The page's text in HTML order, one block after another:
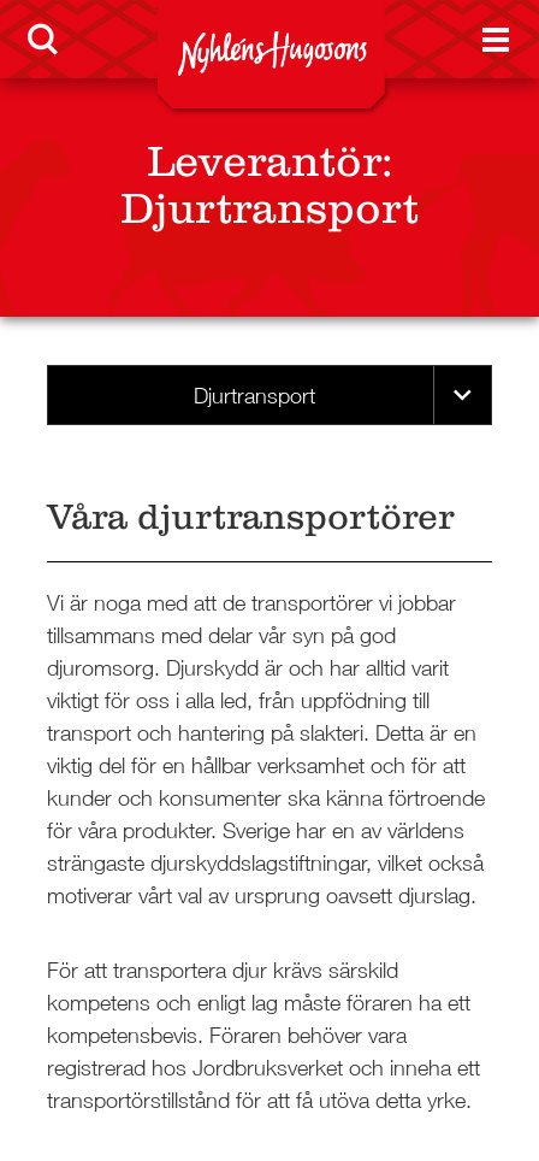
PRESS
KONTAKT
Leverantör:
Djurtransport
Djurtransport
Våra djurtransportörer
Vi är noga med att de transportörer vi jobbar
tillsammans med delar vår syn på god
djuromsorg. Djurskydd är och har alltid varit
viktigt för oss i alla led, från uppfödning till
transport och hantering på slakteri. Detta är en
viktig del för en hållbar verksamhet och för att
kunder och konsumenter ska känna förtroende
för våra produkter. Sverige har en av världens
strängaste djurskyddslagstiftningar, vilket också
motiverar vårt val av ursprung oavsett djurslag.
För att transportera djur krävs särskild
kompetens och enligt lag måste föraren ha ett
kompetensbevis. Föraren behöver vara
registrerad hos Jordbruksverket och inneha ett
transportörs­tillstånd för att få utöva detta yrke.